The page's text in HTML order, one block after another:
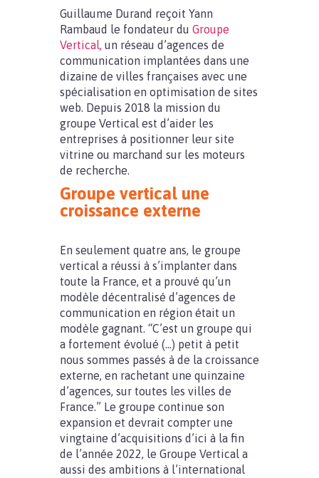
Guillaume Durand reçoit Yann
Rambaud le fondateur du Groupe
Vertical, un réseau d’agences de
communication implantées dans une
dizaine de villes françaises avec une
spécialisation en optimisation de sites
web. Depuis 2018 la mission du
groupe Vertical est d’aider les
entreprises à positionner leur site
vitrine ou marchand sur les moteurs
de recherche.
Groupe vertical une
croissance externe
En seulement quatre ans, le groupe
vertical a réussi à s’implanter dans
toute la France, et a prouvé qu’un
modèle décentralisé d’agences de
communication en région était un
modèle gagnant. “C’est un groupe qui
a fortement évolué (…) petit à petit
nous sommes passés à de la croissance
externe, en rachetant une quinzaine
d’agences, sur toutes les villes de
France.” Le groupe continue son
expansion et devrait compter une
vingtaine d’acquisitions d’ici à la fin
de l’année 2022, le Groupe Vertical a
aussi des ambitions à l’international